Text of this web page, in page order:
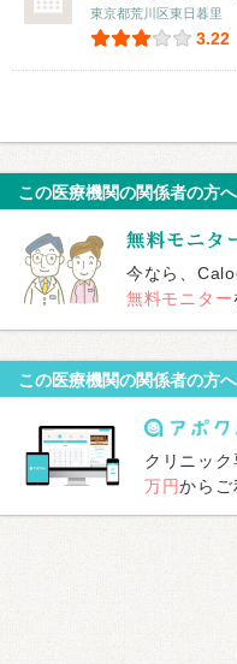
東京都荒川区東日暮里
3.22
この医療機関の関係者の方へ
今なら、
無料モニター
この医療機関の関係者の方へ
クリニッ
万円からご